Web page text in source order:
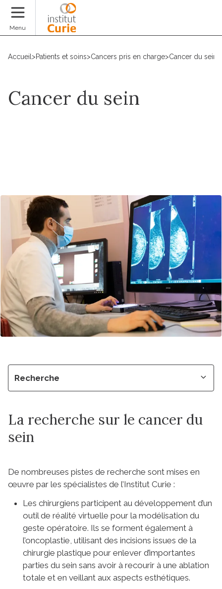
Menu
Accueil >Patients et soins>Cancers pris en charge>Cancer du sein
Cancer du sein
Recherche
La recherche sur le cancer du
sein
De nombreuses pistes de recherche sont mises en
œuvre par les spécialistes de l’Institut Curie :
Les chirurgiens participent au développement d’un
outil de réalité virtuelle pour la modélisation du
geste opératoire. Ils se forment également à
l’oncoplastie, utilisant des incisions issues de la
chirurgie plastique pour enlever d’importantes
parties du sein sans avoir à recourir à une ablation
totale et en veillant aux aspects esthétiques.